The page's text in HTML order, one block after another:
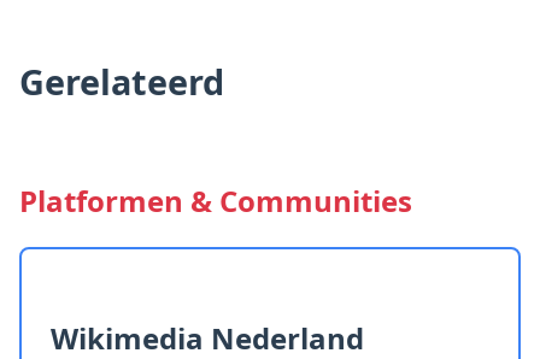
Gerelateerd
Platformen & Communities
Wikimedia Nederland